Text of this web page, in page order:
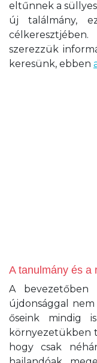
eltűnnek a
új találmány,
szerezzük
keresünk, ebben
A tanulmány és a
A bevezetőben
újdonsággal
őseink mindig
környezetükben
hogy csak